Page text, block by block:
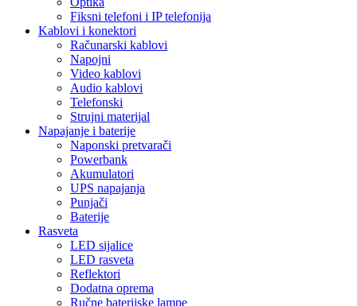
Fiksni telefoni i IP telefonija
Kablovi i konektori
Računarski kablovi
Napojni
Video kablovi
Audio kablovi
Telefonski
Strujni materijal
Napajanje i baterije
Naponski pretvarači
Powerbank
Akumulatori
UPS napajanja
Punjači
Baterije
Rasveta
LED sijalice
LED rasveta
Reflektori
Dodatna oprema
Ručne baterijske lampe